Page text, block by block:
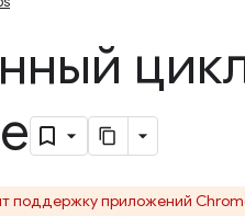
поддержку приложений